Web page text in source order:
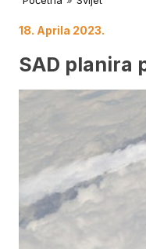
18. Aprila 2023.
SAD planira